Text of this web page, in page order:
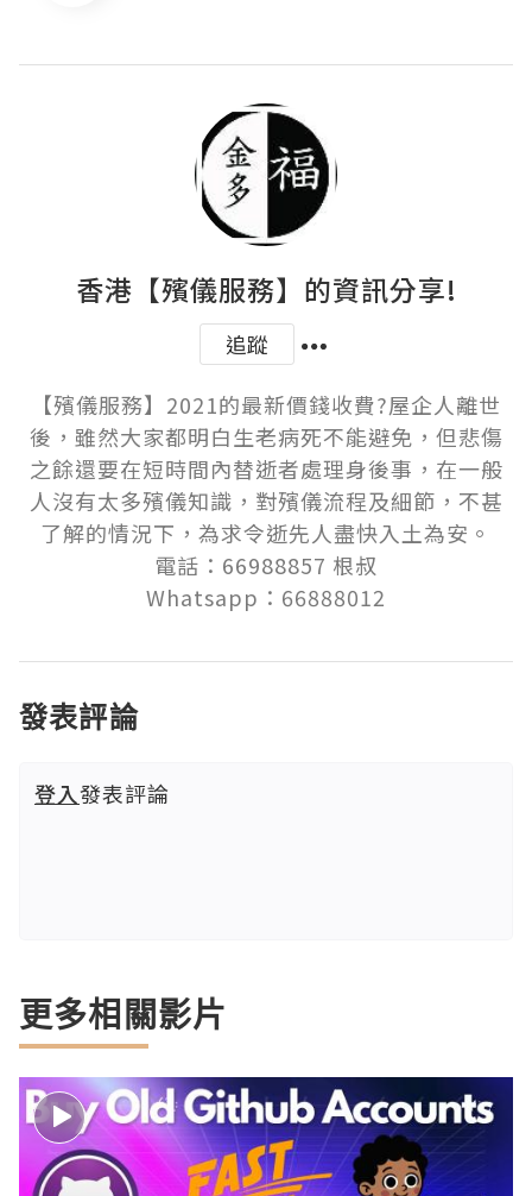
香港【殯儀服務】的資訊分享!
追蹤
【殯儀服務】2021的最新價錢收費?屋企人離世
後，雖然大家都明白生老病死不能避免，但悲傷
之餘還要在短時間內替逝者處理身後事，在一般
人沒有太多殯儀知識，對殯儀流程及細節，不甚
了解的情況下，為求令逝先人盡快入土為安。
電話：66988857 根叔
Whatsapp：66888012
發表評論
登入發表評論
更多相關影片